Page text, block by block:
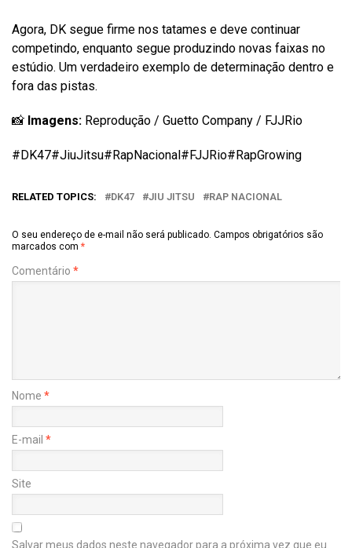
Agora, DK segue firme nos tatames e deve continuar
competindo, enquanto segue produzindo novas faixas no
estúdio. Um verdadeiro exemplo de determinação dentro e
fora das pistas.
📸 Imagens: Reprodução / Guetto Company / FJJRio
#DK47#JiuJitsu#RapNacional#FJJRio#RapGrowing
RELATED TOPICS: DK47 JIU JITSU RAP NACIONAL
O seu endereço de e-mail não será publicado. Campos obrigatórios são
marcados com *
Comentário *
Nome *
E-mail *
Site
Salvar meus dados neste navegador para a próxima vez que eu